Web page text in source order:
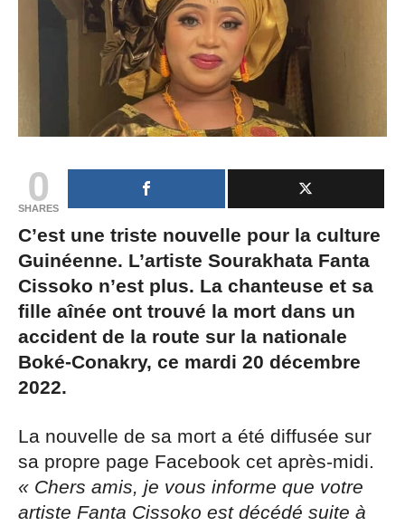
0
SHARES
C’est une triste nouvelle pour la culture
Guinéenne. L’artiste Sourakhata Fanta
Cissoko n’est plus. La chanteuse et sa
fille aînée ont trouvé la mort dans un
accident de la route sur la nationale
Boké-Conakry, ce mardi 20 décembre
2022.
La nouvelle de sa mort a été diffusée sur
sa propre page Facebook cet après-midi.
« Chers amis, je vous informe que votre
artiste Fanta Cissoko est décédé suite à